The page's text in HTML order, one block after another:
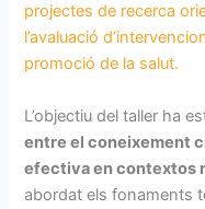
projectes de recerca
l’avaluació
promoció de la salut.
L’objectiu del taller ha
entre el coneixement
efectiva en contextos
abordat els fonaments